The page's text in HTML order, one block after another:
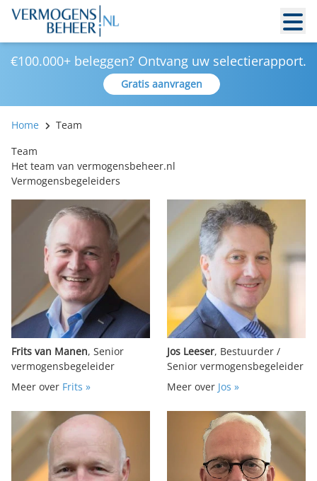
€100.000+ beleggen? Ontvang uw selectierapport.
Gratis aanvragen
Home
Team
Team
Het team van vermogensbeheer.nl
Vermogensbegeleiders
Frits van Manen, Senior
vermogensbegeleider
Meer over Frits »
Jos Leeser, Bestuurder /
Senior vermogensbegeleider
Meer over Jos »